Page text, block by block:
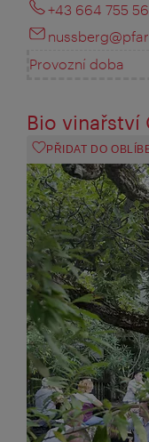
+43 664 755
Provozní doba
Bio vinařství
PŘIDAT DO